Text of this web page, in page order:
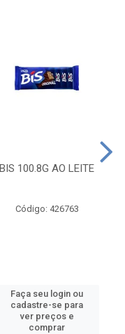
BIS 100.8G AO LEITE
Código: 426763
Faça seu login ou
cadastre-se para
ver preços e
comprar